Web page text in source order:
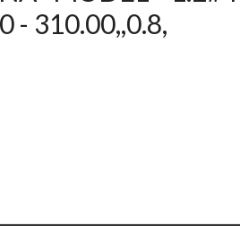
- 310.00,,0.8,